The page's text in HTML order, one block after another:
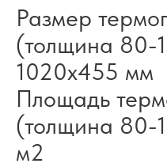
Размер
(толщина 80-
1020x455 мм
Площадь
(толщина 80-
м2